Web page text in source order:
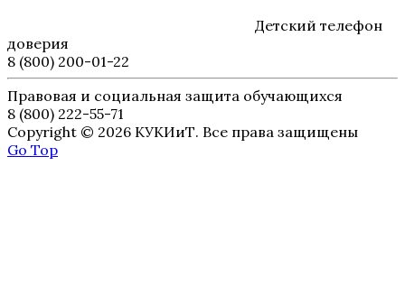
Детский телефон
доверия
8 (800) 200-01-22
Правовая и социальная защита обучающихся
8 (800) 222-55-71
Copyright © 2026 КУКИиТ. Все права защищены
Go Top